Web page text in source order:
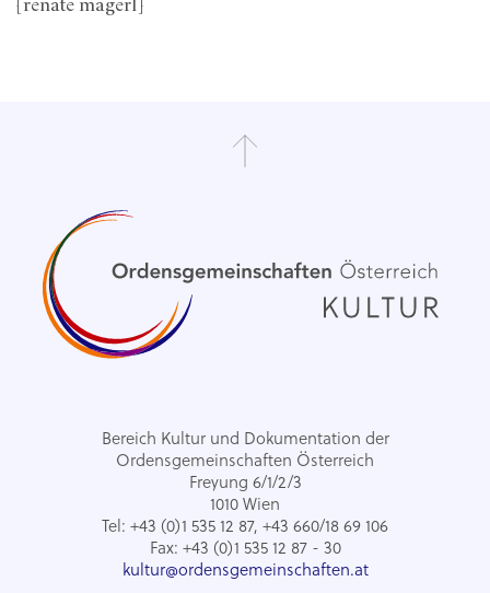
[renate magerl]
Bereich Kultur und Dokumentation der
Ordensgemeinschaften Österreich
Freyung 6/1/2/3
1010 Wien
Tel: +43 (0)1 535 12 87, +43 660/18 69 106
Fax: +43 (0)1 535 12 87 - 30
kultur@ordensgemeinschaften.at